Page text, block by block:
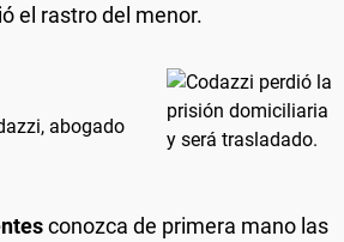
el rastro del menor.
abogado
conozca de primera mano las